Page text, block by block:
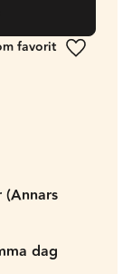
Lägg till
dag